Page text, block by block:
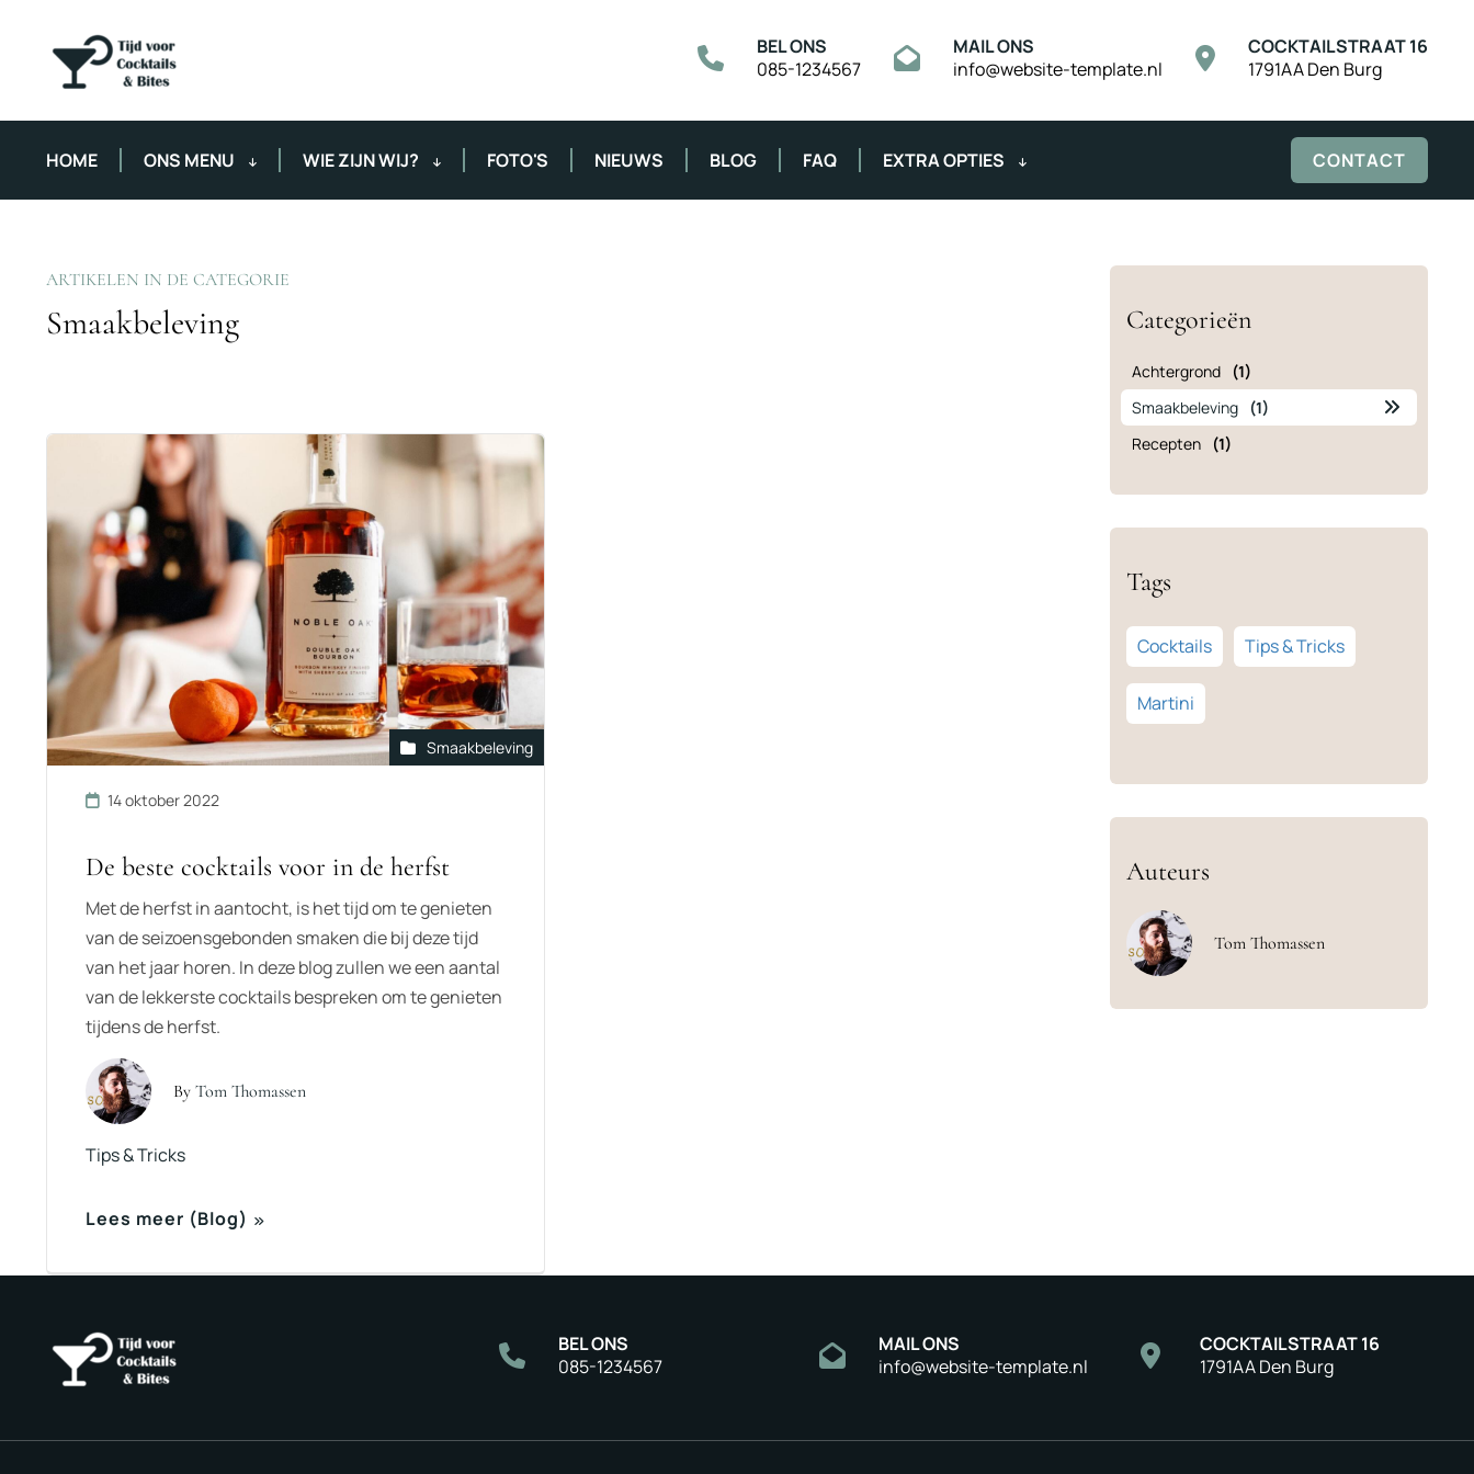
BEL ONS
085-1234567
MAIL ONS
info@website-template.nl
COCKTAILSTRAAT 16
1791AA Den Burg
HOME ONS MENU WIE ZIJN WIJ? FOTO'S NIEUWS BLOG FAQ EXTRA OPTIES CONTACT
ARTIKELEN IN DE CATEGORIE
Smaakbeleving
Smaakbeleving
14 oktober 2022
De beste cocktails voor in de herfst
Met de herfst in aantocht, is het tijd om te genieten
van de seizoensgebonden smaken die bij deze tijd
van het jaar horen. In deze blog zullen we een aantal
van de lekkerste cocktails bespreken om te genieten
tijdens de herfst.
Lees meer (Blog)
By Tom Thomassen
Tips & Tricks
Categorieën
Achtergrond
(1)
Smaakbeleving
(1)
Recepten
(1)
Tags
Cocktails Tips & Tricks
Martini
Auteurs
Tom Thomassen
BEL ONS
085-1234567
MAIL ONS
info@website-template.nl
COCKTAILSTRAAT 16
1791AA Den Burg